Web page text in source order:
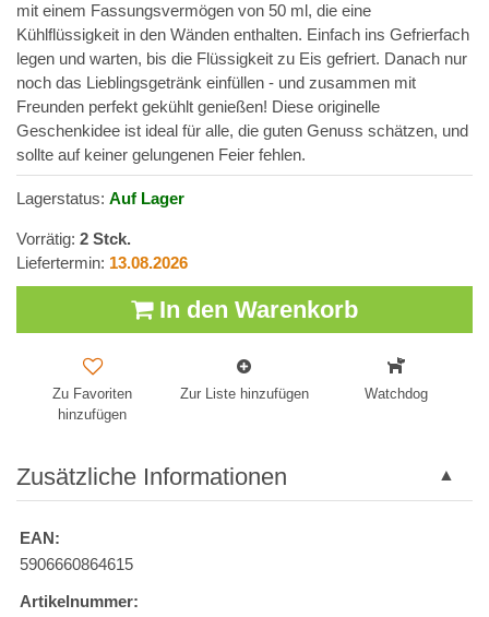
mit einem Fassungsvermögen von 50 ml, die eine
Kühlflüssigkeit in den Wänden enthalten. Einfach ins Gefrierfach
legen und warten, bis die Flüssigkeit zu Eis gefriert. Danach nur
noch das Lieblingsgetränk einfüllen - und zusammen mit
Freunden perfekt gekühlt genießen! Diese originelle
Geschenkidee ist ideal für alle, die guten Genuss schätzen, und
sollte auf keiner gelungenen Feier fehlen.
Lagerstatus: Auf Lager
Vorrätig: 2 Stck.
Liefertermin: 13.08.2026
In den Warenkorb
Zu Favoriten
hinzufügen
Zur Liste hinzufügen Watchdog
Zusätzliche Informationen
EAN:
5906660864615
Artikelnummer: